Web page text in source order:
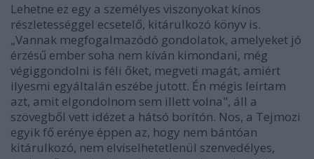
Lehetne ez egy a személyes viszonyokat kínos
részletességgel ecsetelő, kitárulkozó könyv is.
„Vannak megfogalmazódó gondolatok, amelyeket jó
érzésű ember soha nem kíván kimondani, még
végiggondolni is féli őket, megveti magát, amiért
ilyesmi egyáltalán eszébe jutott. Én mégis leírtam
azt, amit elgondolnom sem illett volna", áll a
szövegből vett idézet a hátsó borítón. Nos, a Tejmozi
egyik fő erénye éppen az, hogy nem bántóan
kitárulkozó, nem elviselhetetlenül szenvedélyes,